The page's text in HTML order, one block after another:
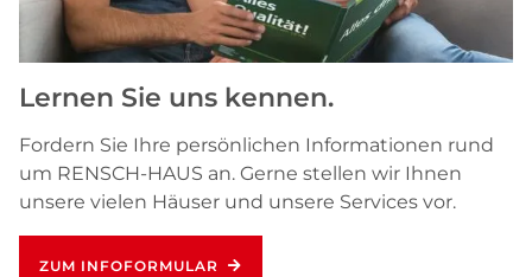
Lernen Sie uns kennen.
Fordern Sie Ihre persönlichen Informationen rund
um RENSCH-HAUS an. Gerne stellen wir Ihnen
unsere vielen Häuser und unsere Services vor.
ZUM INFOFORMULAR